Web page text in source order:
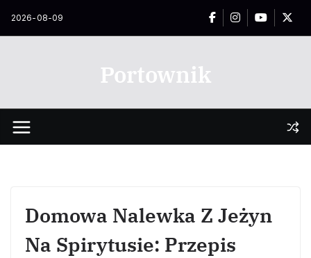
2026-08-09
Portownik
Domowa Nalewka Z Jeżyn
Na Spirytusie: Przepis